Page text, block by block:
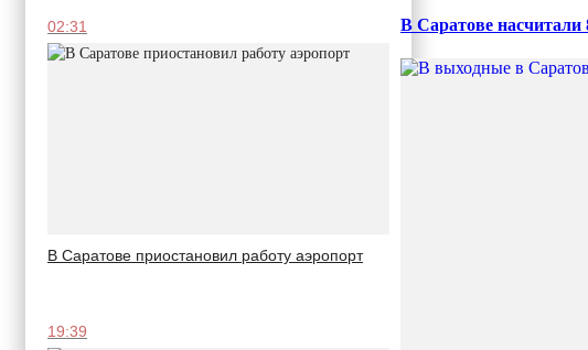
02:31
В Саратове приостановил работу аэропорт
19:39
В Саратове